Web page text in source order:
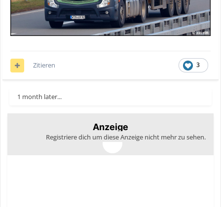
3
Zitieren
1 month later...
Anzeige
Registriere dich um diese Anzeige nicht mehr zu sehen.